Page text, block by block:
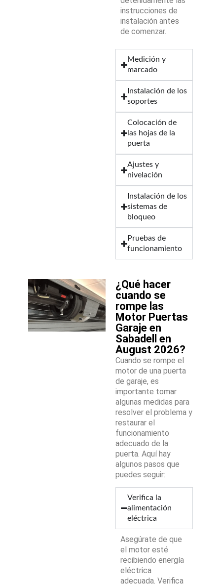
instrucciones de
instalación antes
de comenzar.
Medición y
marcado
Instalación de los
soportes
Colocación de
las hojas de la
puerta
Ajustes y
nivelación
Instalación de los
sistemas de
bloqueo
Pruebas de
funcionamiento
¿Qué hacer
cuando se
rompe las
Motor Puertas
Garaje en
Sabadell en
August 2026?
Cuando se rompe el
motor de una puerta
de garaje, es
importante tomar
algunas medidas para
resolver el problema y
restaurar el
funcionamiento
adecuado de la
puerta. Aquí hay
algunos pasos que
puedes seguir:
Verifica la
alimentación
eléctrica
Asegúrate de que
el motor esté
recibiendo energía
eléctrica
adecuada. Verifica